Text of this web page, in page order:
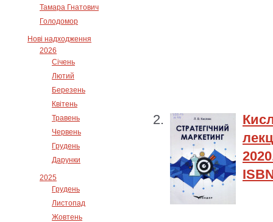
Тамара Гнатович
Голодомор
Нові надходження
2026
Січень
Лютий
Березень
Квітень
Травень
Червень
Грудень
Дарунки
2025
Грудень
Листопад
Жовтень